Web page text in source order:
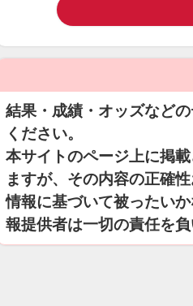
結果・成績・オッズなど
ください。
本サイトのページ上に掲
ますが、その内容の正確
情報に基づいて被ったい
報提供者は一切の責任を負